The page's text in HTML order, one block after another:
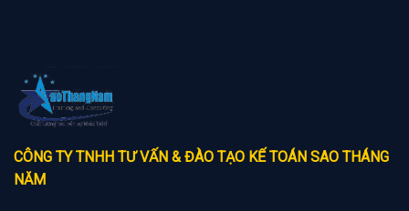
CÔNG TY TNHH TƯ VẤN & ĐÀO TẠO KẾ TOÁN SAO THÁNG
NĂM